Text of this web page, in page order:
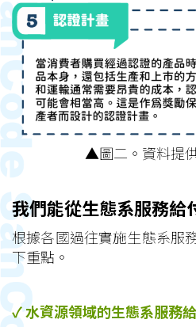
▲圖二。資料提
我們能從生態系服務給
根據各國過往實施生態系服
下重點。
✓水資源領域的生態系服務